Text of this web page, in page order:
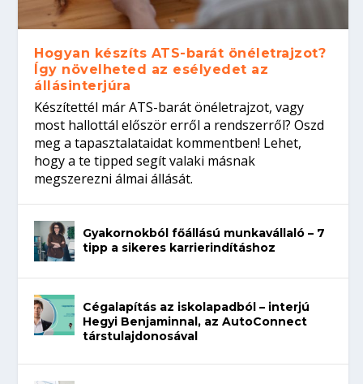
Hogyan készíts ATS-barát önéletrajzot?
Így növelheted az esélyedet az
állásinterjúra
Készítettél már ATS-barát önéletrajzot, vagy
most hallottál először erről a rendszerről? Oszd
meg a tapasztalataidat kommentben! Lehet,
hogy a te tipped segít valaki másnak
megszerezni álmai állását.
Gyakornokból főállású munkavállaló – 7
tipp a sikeres karrierindításhoz
Cégalapítás az iskolapadból – interjú
Hegyi Benjaminnal, az AutoConnect
társtulajdonosával